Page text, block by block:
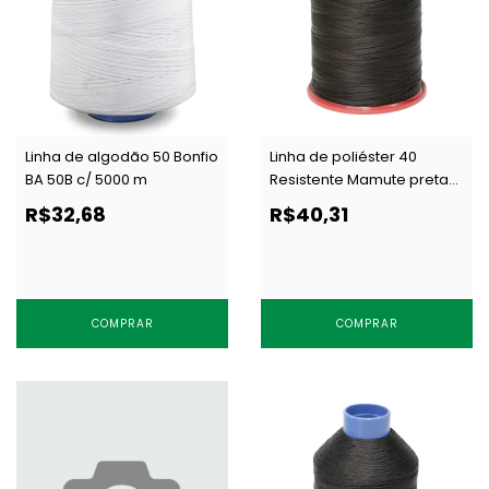
Linha de algodão 50 Bonfio
BA 50B c/ 5000 m
R$32,68
COMPRAR
Linha de poliéster 40
Resistente Mamute preta
c/ 250 g
R$40,31
COMPRAR